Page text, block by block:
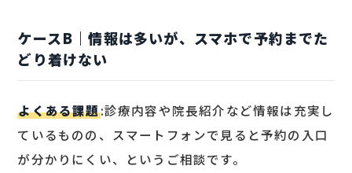
ケースB｜情報は多いが、スマホで予約までた
どり着けない
よくある課題:診療内容や院長紹介など情報は充実し
ているものの、スマートフォンで見ると予約の入口
が分かりにくい、というご相談です。